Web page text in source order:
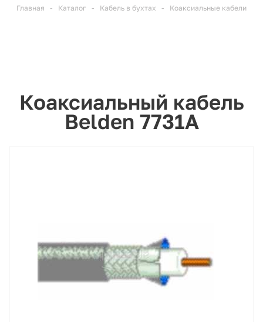
Главная - Каталог - Кабель в бухтах - Коаксиальные кабели
Коаксиальный кабель
Belden 7731A